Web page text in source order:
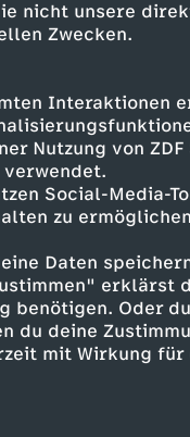
nicht unsere
Zwecken.
Interaktionen
Nutzung von
Social-Media-
zu
Daten
erklärst
benötigen. Oder
du deine
mit Wirkung